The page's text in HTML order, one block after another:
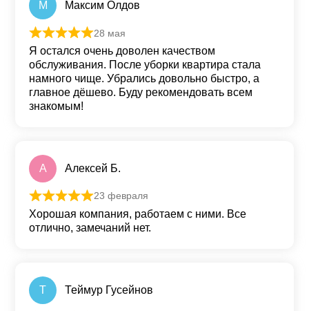
М Максим Олдов
Оценка
28 мая
Я остался очень доволен качеством
обслуживания. После уборки квартира стала
намного чище. Убрались довольно быстро, а
главное дёшево. Буду рекомендовать всем
знакомым!
А Алексей Б.
Оценка из 5
23 февраля
Хорошая компания, работаем с ними. Все
отлично, замечаний нет.
Т Теймур Гусейнов